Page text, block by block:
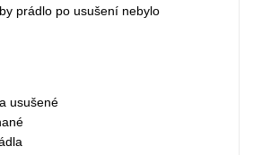
prádlo po usušení nebylo
usušené